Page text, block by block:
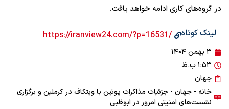
در گروه‌های کاری ادامه خواهد یافت.
لینک کوتاه /https://iranview24.com/?p=16531
۳ بهمن ۱۴۰۴
۱:۵۳ ب.ظ
جهان
خانه - جهان - جزئیات مذاکرات پوتین با ویتکاف در کرملین و برگزاری
نشست‌های امنیتی امروز در ابوظبی